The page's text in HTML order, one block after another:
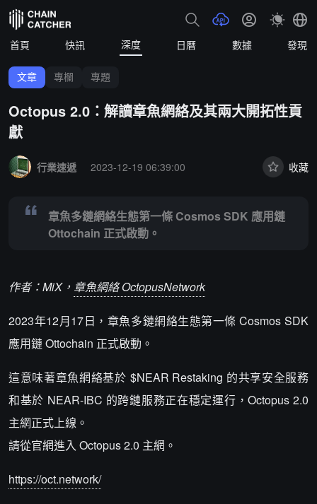
首頁 快訊 深度 日曆 數據 發現
文章 專欄 專題
Octopus 2.0：解讀章魚網絡及其兩大開拓性貢
獻
行業速遞
2023-12-19 06:39:00 收藏
章魚多鏈網絡生態第一條 Cosmos SDK 應用鏈
Ottochain 正式啟動。
作者：MiX， 章魚網絡 OctopusNetwork
2023年12月17日，章魚多鏈網絡生態第一條 Cosmos SDK
應用鏈 Ottochain 正式啟動。
這意味著章魚網絡基於 $NEAR Restaking 的共享安全服務
和基於 NEAR-IBC 的跨鏈服務正在穩定運行，Octopus 2.0
主網正式上線。
請從官網進入 Octopus 2.0 主網。
https://oct.network/